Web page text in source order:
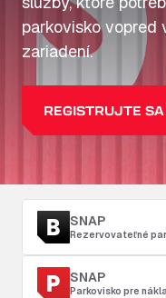
parkovisko vopred
zariadení.
REGISTRUJTE
SNAP
Rezervovateľné
SNAP
Parkovisko pre